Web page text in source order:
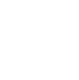
Chemische
auch belastet,
Inhaltsstoffen.